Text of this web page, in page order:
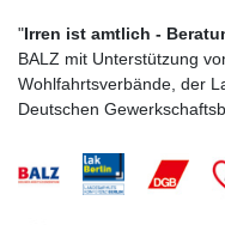
"Irren ist amtlich -
BALZ mit Unterstützung
Wohlfahrtsverbände, der
Deutschen